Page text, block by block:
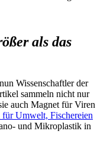
als das
Wissenschaftler der
sammeln nicht nur
auch Magnet für Viren
für Umwelt, Fischereien
und Mikroplastik in